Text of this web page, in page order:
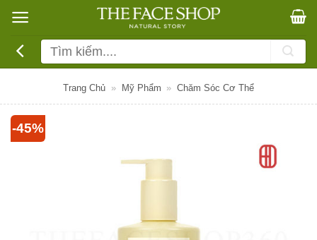
qua
dung
Tìm
kiếm:
Trang Chủ » Mỹ Phẩm » Chăm Sóc Cơ Thể
-45%